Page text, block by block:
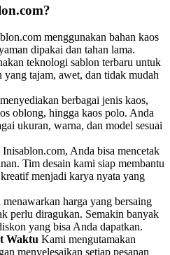
menggunakan bahan kaos
dipakai dan tahan lama.
teknologi sablon terbaru untuk
yang tajam, awet, dan tidak mudah
berbagai jenis kaos,
oblong, hingga kaos polo. Anda
ukuran, warna, dan model sesuai
Anda bisa mencetak
Tim desain kami siap membantu
menjadi karya nyata yang
harga yang bersaing
perlu diragukan. Semakin banyak
yang bisa Anda dapatkan.
Waktu Kami mengutamakan
menyelesaikan setiap pesanan